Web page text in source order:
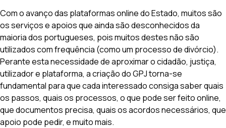
Com o avanço das plataformas online do Estado, muitos são
os serviços e apoios que ainda são desconhecidos da
maioria dos portugueses, pois muitos destes não são
utilizados com frequência (como um processo de divórcio).
Perante esta necessidade de aproximar o cidadão, justiça,
utilizador e plataforma, a criação do GPJ torna-se
fundamental para que cada interessado consiga saber quais
os passos, quais os processos, o que pode ser feito online,
que documentos precisa, quais os acordos necessários, que
apoio pode pedir, e muito mais.